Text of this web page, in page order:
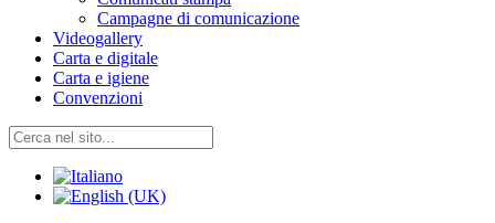
Campagne di comunicazione
Videogallery
Carta e digitale
Carta e igiene
Convenzioni